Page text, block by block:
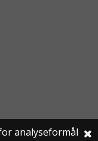
analyseformål